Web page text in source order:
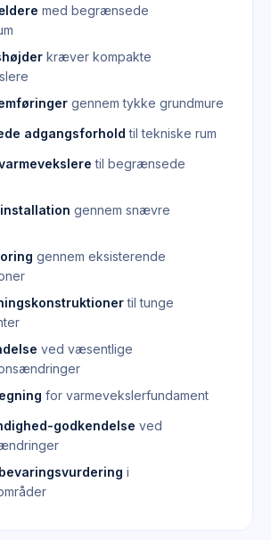
med begrænsede
kræver kompakte
gennem tykke grundmure
adgangsforhold til tekniske rum
til begrænsede
gennem snævre
gennem eksisterende
til tunge
ved væsentlige
for varmevekslerfundament
godkendelse ved
i